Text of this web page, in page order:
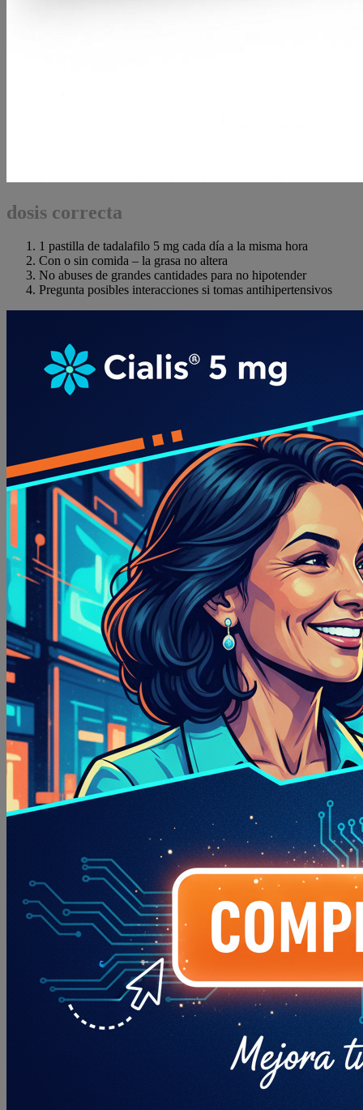
dosis correcta
1 pastilla de tadalafilo 5 mg cada día a la misma hora
Con o sin comida – la grasa no altera
No abuses de grandes cantidades para no hipotender
Pregunta posibles interacciones si tomas antihipertensivos